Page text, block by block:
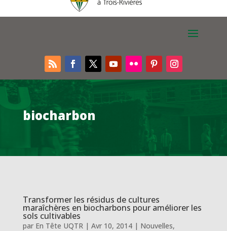
biocharbon
Transformer les résidus de cultures
maraîchères en biocharbons pour améliorer les
sols cultivables
par En Tête UQTR| Avr 10, 2014| Nouvelles,